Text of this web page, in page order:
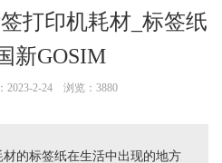
打印机耗材_标签纸
新GOSIM
2-24 浏览： 3880
的标签纸在生活中出现的地方